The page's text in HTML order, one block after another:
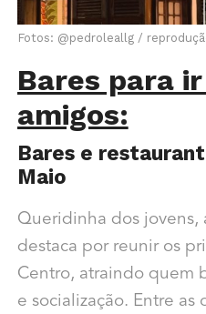
Fotos: @pedroleallg /
Bares para
amigos:
Bares e
Maio
Queridinha dos jovens,
destaca por reunir os
Centro, atraindo quem
e socialização. Entre as